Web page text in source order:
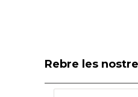
Rebre les